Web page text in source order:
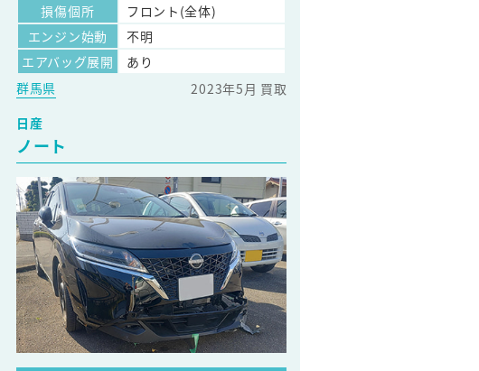
損傷個所
フロント(全体)
エンジン始動
不明
エアバッグ展開
あり
群馬県
2023年5月 買取
日産
ノート